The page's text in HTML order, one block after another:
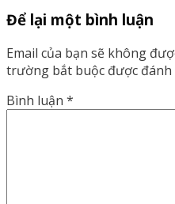
Để lại một bình luận
Email của bạn sẽ không
trường bắt buộc được đánh
Bình luận *